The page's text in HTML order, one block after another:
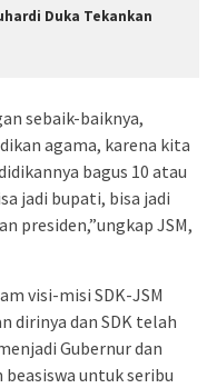
Duka Tekankan
sebaik-baiknya,
agama, karena kita
bagus 10 atau
jadi bupati, bisa jadi
presiden,”ungkap JSM,
visi-misi SDK-JSM
dirinya dan SDK telah
Gubernur dan
untuk seribu